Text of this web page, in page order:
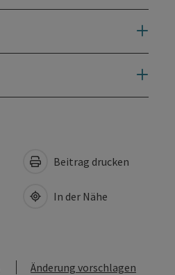
Beitrag drucken
In der Nähe
Änderung vorschlagen